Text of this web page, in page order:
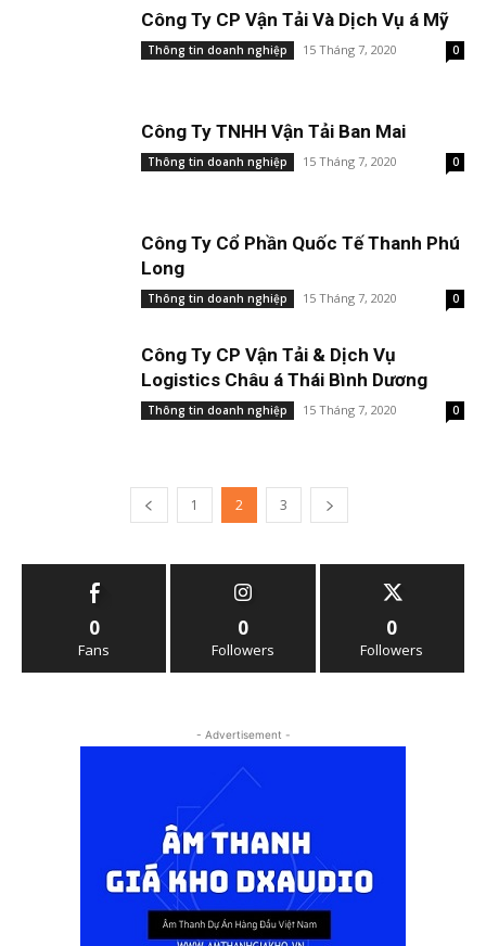
Công Ty CP Vận Tải Và Dịch Vụ á Mỹ
Thông tin doanh nghiệp 15 Tháng 7, 2020 0
Công Ty TNHH Vận Tải Ban Mai
Thông tin doanh nghiệp 15 Tháng 7, 2020 0
Công Ty Cổ Phần Quốc Tế Thanh Phú
Long
Thông tin doanh nghiệp 15 Tháng 7, 2020 0
Công Ty CP Vận Tải & Dịch Vụ
Logistics Châu á Thái Bình Dương
Thông tin doanh nghiệp 15 Tháng 7, 2020 0
1 2 3
0
Fans
0
Followers
0
Followers
- Advertisement -